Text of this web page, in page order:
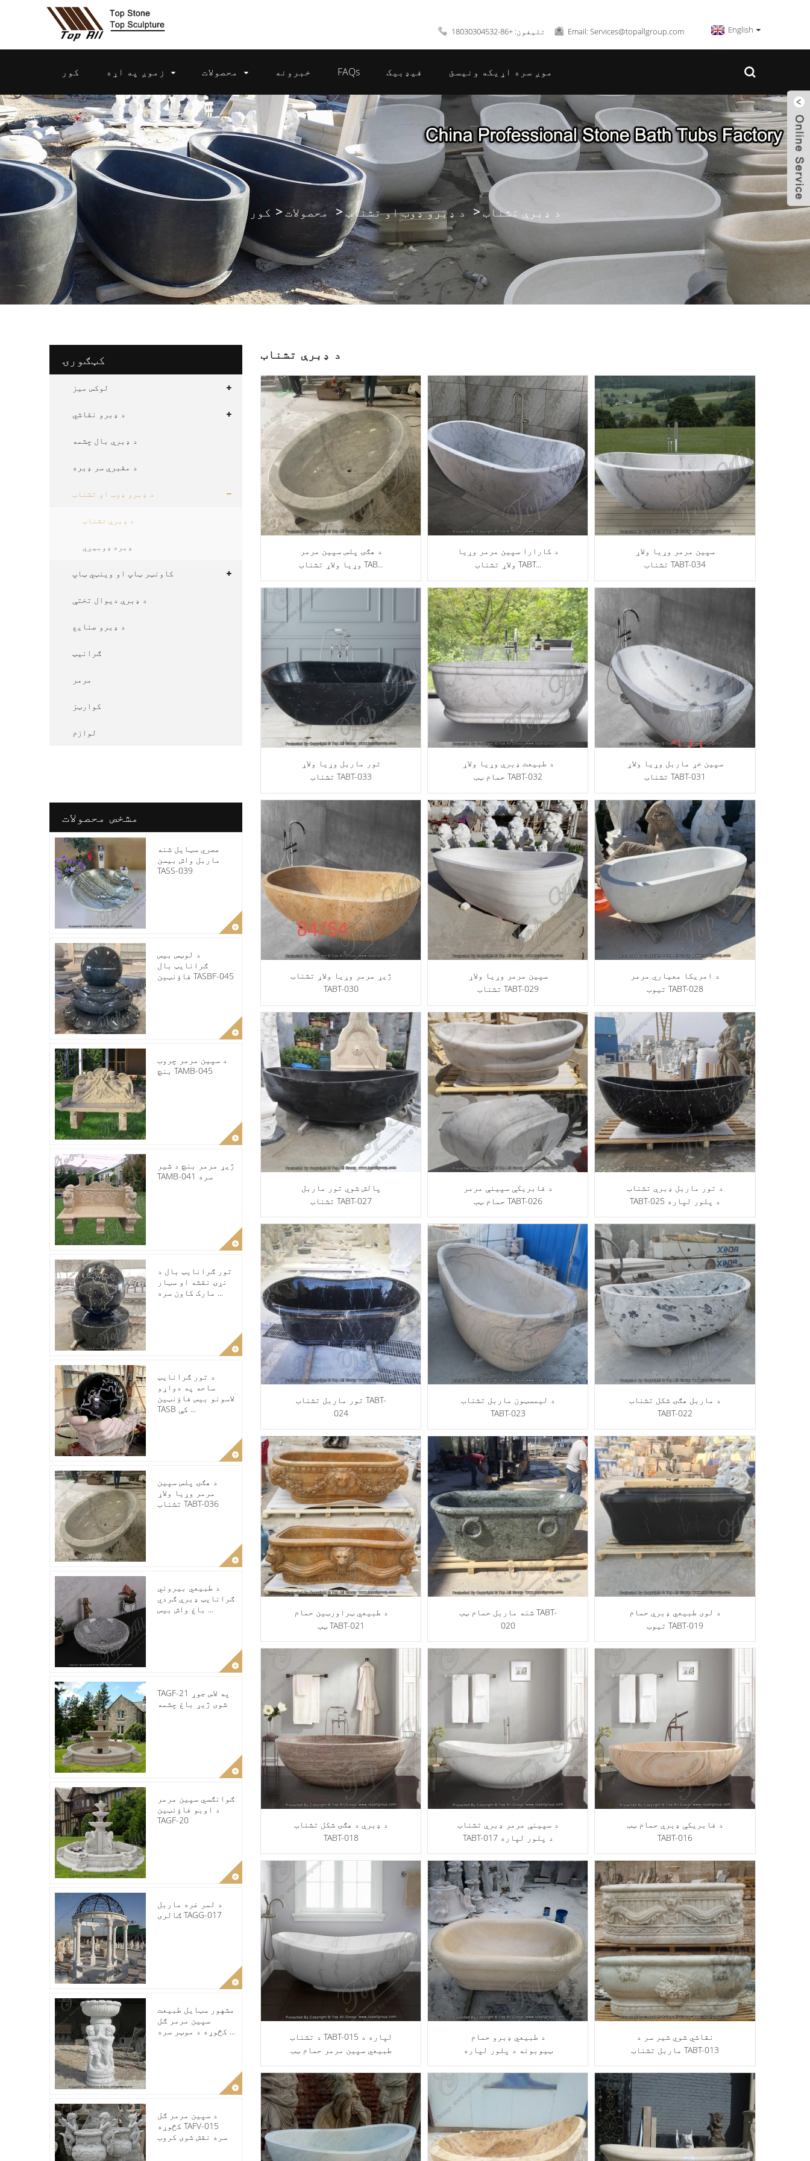
تلیفون: +86-18030304532 Email: Services@topallgroup.com English
کور زموږ په اړه محصولات خبرونه FAQs فیډبیک موږ سره اړیکه ونیسئ
کور محصولات د ډبرو ډوب او تشناب د ډبرې تشناب
کټګورۍ
لوکس میز
د ډبرو نقاشي
د ډبرې بال چشمه
د مقبرې سر ډبره
د ډبرو ډوب او تشناب
د ډبرې تشناب
ډبره ډوبیږي
کاونټر ټاپ او وینټي ټاپ
د ډبرې دیوال تختې
د ډبرو صنایع
ګرانیټ
مرمر
کوارټز
لوازم
مشخص محصولات
عصري سټایل شنه
ماربل واش بیسن
TASS-039
د لوټس بیس
ګرانایټ بال
فاؤنټین TASBF-045
د سپین مرمر چروب
بنچ TAMB-045
ژیړ مرمر بنچ د شیر
TAMB-041 سره
تور ګرانایټ بال د
نړۍ نقشه او سټار
مارک کاون سره ...
د تور ګرانایټ
ساحه په دواړو
لاسونو بیس فاؤنټین
TASB کې ...
د هګۍ پلس سپین
مرمر وړیا ولاړ
تشناب TABT-036
د طبیعي بیروني
ګرانایټ ډبرې ګردي
باغ واش بیس ...
TAGF-21 په لاس جوړ
شوی ژیړ باغ چشمه
ګوانګسي سپین مرمر
د اوبو فاؤنټین
TAGF-20
د لمر غره ماربل
ګالری TAGG-017
مشهور سټایل طبیعت
سپین مرمر ګل
کڅوړه د موټر سره ...
د سپین مرمر ګل
کڅوړه TAFV-015
سره نقش شوی کروب
د ډبرې تشناب
د هګۍ پلس سپین مرمر
وړيا ولاړ تشناب TAB...
د کارارا سپین مرمر وړيا
ولاړ تشناب TABT...
سپین مرمر وړيا ولاړ
تشناب TABT-034
تور ماربل وړیا ولاړ
تشناب TABT-033
د طبیعت ډبرې وړیا ولاړ
حمام ټب TABT-032
سپین خړ ماربل وړیا ولاړ
تشناب TABT-031
ژیړ مرمر وړیا ولاړ تشناب
TABT-030
سپین مرمر وړيا ولاړ
تشناب TABT-029
د امریکا معیاري مرمر
تیوب TABT-028
پالش شوي تور ماربل
تشناب TABT-027
د فابریکې سپینې مرمر
حمام ټب TABT-026
د تور ماربل ډبرې تشناب
TABT-025 د پلور لپاره
تور ماربل تشناب TABT-
024
د لیمسټون ماربل تشناب
TABT-023
د ماربل هګۍ شکل تشناب
TABT-022
د طبیعي ټراورټین حمام
ټب TABT-021
شنه ماربل حمام ټب TABT-
020
د لوی طبیعي ډبرې حمام
تیوب TABT-019
د ډبرې د هګۍ شکل تشناب
TABT-018
د سپینې مرمر ډبرې تشناب
TABT-017 د پلور لپاره
د فابریکې ډبرې حمام ټب
TABT-016
د تشناب TABT-015 لپاره د
طبیعي سپین مرمر حمام ټب
د طبیعي ډبرو حمام
ټیوبونه د پلور لپاره
نقاشي شوي شیر سر د
ماربل تشناب TABT-013